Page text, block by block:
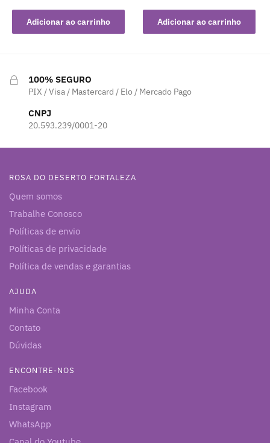
Adicionar ao carrinho Adicionar ao carrinho
100% SEGURO
PIX / Visa / Mastercard / Elo / Mercado Pago
CNPJ
20.593.239/0001-20
ROSA DO DESERTO FORTALEZA
Quem somos
Trabalhe Conosco
Políticas de envio
Políticas de privacidade
Política de vendas e garantias
AJUDA
Minha Conta
Contato
Dúvidas
ENCONTRE-NOS
Facebook
Instagram
WhatsApp